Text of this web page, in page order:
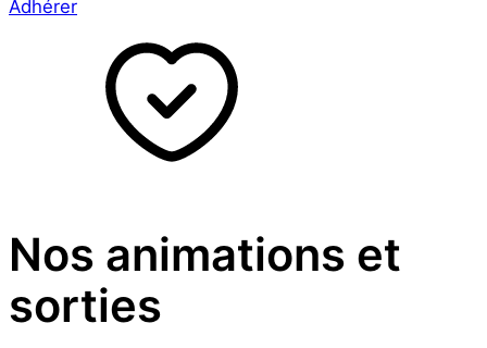
Adhérer
Nos animations et
sorties